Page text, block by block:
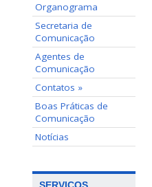
Organograma
Secretaria de
Comunicação
Agentes de
Comunicação
Contatos »
Boas Práticas de
Comunicação
Notícias